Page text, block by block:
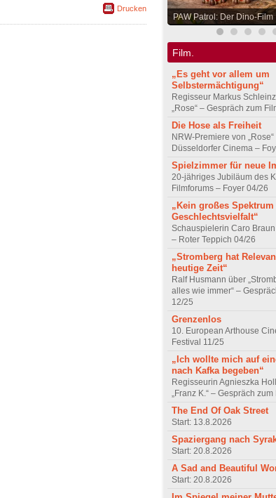
Drucken
PAW Patrol: Der Dino-Film
Film.
„Es geht vor allem um
Selbstermächtigung“
Regisseur Markus
„Rose“ – Gespräch zum
Die Hose als Freiheit
NRW-Premiere von „Rose“
Düsseldorfer Cinema –
Spielzimmer für neue
20-jähriges Jubiläum des
Filmforums – Foyer 04/26
„Kein großes Spektrum
Geschlechtsvielfalt“
Schauspielerin Caro Braun
– Roter Teppich 04/26
„Stromberg hat
heutige Zeit“
Ralf Husmann über
alles wie immer“ –
12/25
Grenzenlos
10. European Arthouse
Festival 11/25
„Ich wollte mich auf
nach Kafka begeben“
Regisseurin Agnieszka
„Franz K.“ – Gespräch
The End Of Oak Street
Start: 13.8.2026
Spaziergang nach
Start: 20.8.2026
A Sad and Beautiful
Start: 20.8.2026